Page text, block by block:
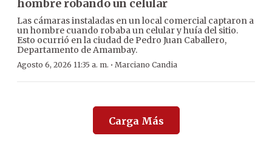
hombre robando un celular
Las cámaras instaladas en un local comercial captaron a
un hombre cuando robaba un celular y huía del sitio.
Esto ocurrió en la ciudad de Pedro Juan Caballero,
Departamento de Amambay.
Agosto 6, 2026 11:35 a. m. · Marciano Candia
Carga Más